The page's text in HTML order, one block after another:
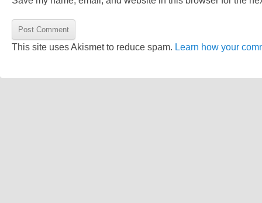
This site uses Akismet to reduce spam. Learn how your